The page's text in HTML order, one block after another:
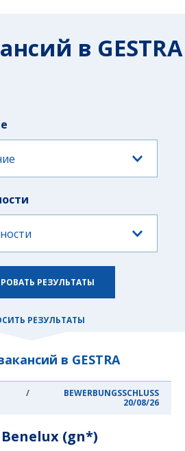
в GESTRA
РЕЗУЛЬТАТЫ
РЕЗУЛЬТАТЫ
в GESTRA
/
BEWERBUNGSSCHLUSS
20/08/26
(gn*)